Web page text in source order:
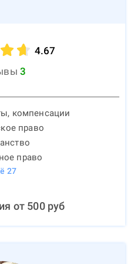
4.67
3
компенсации
право
право
27
от 500руб